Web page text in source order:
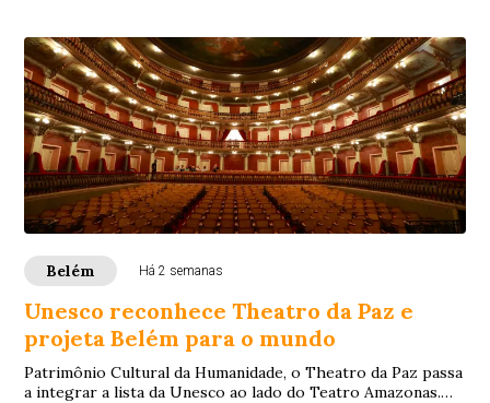
Belém Há 2 semanas
Unesco reconhece Theatro da Paz e
projeta Belém para o mundo
Patrimônio Cultural da Humanidade, o Theatro da Paz passa
a integrar a lista da Unesco ao lado do Teatro Amazonas.